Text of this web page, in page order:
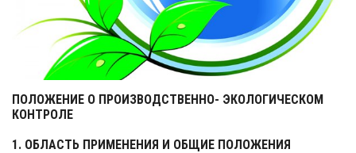
ПОЛОЖЕНИЕ О ПРОИЗВОДСТВЕННО- ЭКОЛОГИЧЕСКОМ
КОНТРОЛЕ
1. ОБЛАСТЬ ПРИМЕНЕНИЯ И ОБЩИЕ ПОЛОЖЕНИЯ